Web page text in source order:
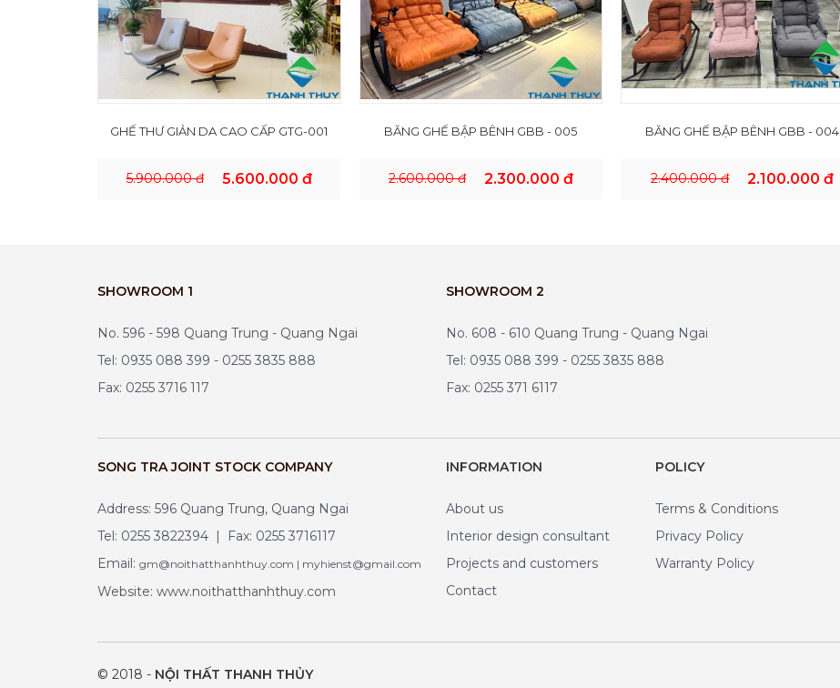
GHẾ THƯ GIẢN DA CAO CẤP GTG-001
5.900.000 đ 5.600.000 đ
BĂNG GHẾ BẬP BÊNH GBB - 005
2.600.000 đ 2.300.000 đ
BĂNG GHẾ BẬP BÊNH GBB - 004
2.400.000 đ 2.100.000 đ
SHOWROOM 1
No. 596 - 598 Quang Trung - Quang Ngai
Tel: 0935 088 399 - 0255 3835 888
Fax: 0255 3716 117
SHOWROOM 2
No. 608 - 610 Quang Trung - Quang Ngai
Tel: 0935 088 399 - 0255 3835 888
Fax: 0255 371 6117
SONG TRA JOINT STOCK COMPANY
Address: 596 Quang Trung, Quang Ngai
Tel: 0255 3822394 | Fax: 0255 3716117
Email: gm@noithatthanhthuy.com | myhienst@gmail.com
Website: www.noithatthanhthuy.com
INFORMATION
About us
Interior design consultant
Projects and customers
Contact
POLICY
Terms & Conditions
Privacy Policy
Warranty Policy
© 2018 - NỘI THẤT THANH THỦY